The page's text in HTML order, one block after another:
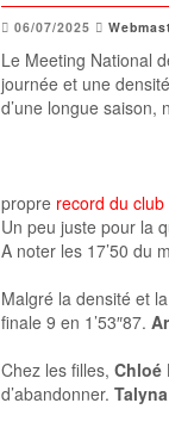
06/07/2025
Le Meeting National
journée et une
d’une longue saison,
propre record du
Un peu juste pour la
A noter les 17’50 du
Malgré la densité et
finale 9 en 1’53″87.
Chez les filles, Chloé
d’abandonner.